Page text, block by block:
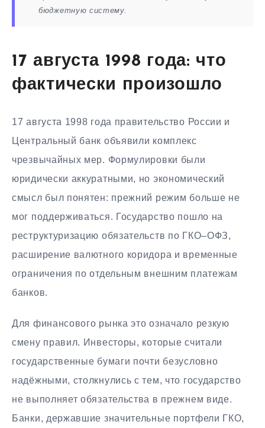
бюджетную систему.
17 августа 1998 года: что
фактически произошло
17 августа 1998 года правительство России и
Центральный банк объявили комплекс
чрезвычайных мер. Формулировки были
юридически аккуратными, но экономический
смысл был понятен: прежний режим больше не
мог поддерживаться. Государство пошло на
реструктуризацию обязательств по ГКО–ОФЗ,
расширение валютного коридора и временные
ограничения по отдельным внешним платежам
банков.
Для финансового рынка это означало резкую
смену правил. Инвесторы, которые считали
государственные бумаги почти безусловно
надёжными, столкнулись с тем, что государство
не выполняет обязательства в прежнем виде.
Банки, державшие значительные портфели ГКО,